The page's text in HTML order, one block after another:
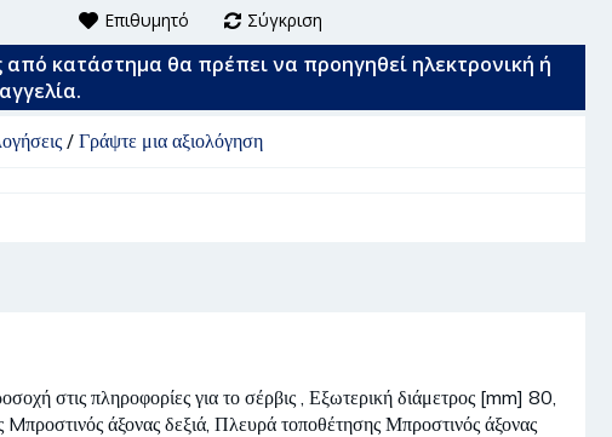
Επιθυμητό Σύγκριση
από κατάστημα θα πρέπει να προηγηθεί ηλεκτρονική ή
/ Γράψτε μια αξιολόγηση
στις πληροφορίες για το σέρβις , Εξωτερική διάμετρος [mm] 80,
άξονας δεξιά, Πλευρά τοποθέτησης Μπροστινός άξονας